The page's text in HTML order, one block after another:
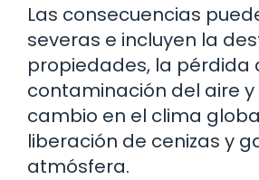
Las consecuencias
severas e incluyen la
propiedades, la pérdida
contaminación del aire y
cambio en el clima
liberación de cenizas y
atmósfera.